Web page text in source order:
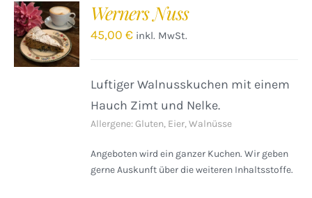
IN DEN
WARENKORB
/
DETAILS
Werners Nuss
45,00€ inkl. MwSt.
Luftiger Walnusskuchen mit einem
Hauch Zimt und Nelke.
Allergene: Gluten, Eier, Walnüsse
Angeboten wird ein ganzer Kuchen. Wir geben
gerne Auskunft über die weiteren Inhaltsstoffe.